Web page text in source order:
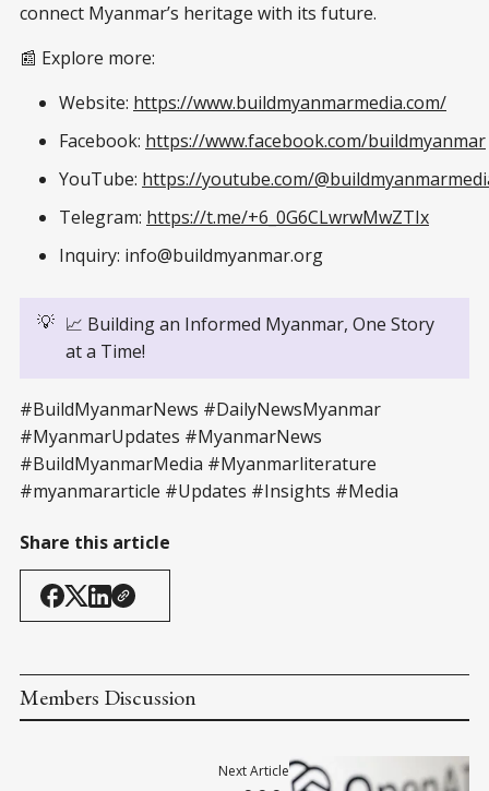
connect Myanmar’s heritage with its future.
📰 Explore more:
Website: https://www.buildmyanmarmedia.com/
Facebook: https://www.facebook.com/buildmyanmar
YouTube: https://youtube.com/
Telegram: https://t.me/+6_0G6CLwrwMwZTIx
Inquiry: info@buildmyanmar.org
💡 📈 Building an Informed Myanmar, One Story
at a Time!
#BuildMyanmarNews #DailyNewsMyanmar
#MyanmarUpdates #MyanmarNews
#BuildMyanmarMedia #Myanmarliterature
#myanmararticle #Updates #Insights #Media
Share this article
Members Discussion
Next Article